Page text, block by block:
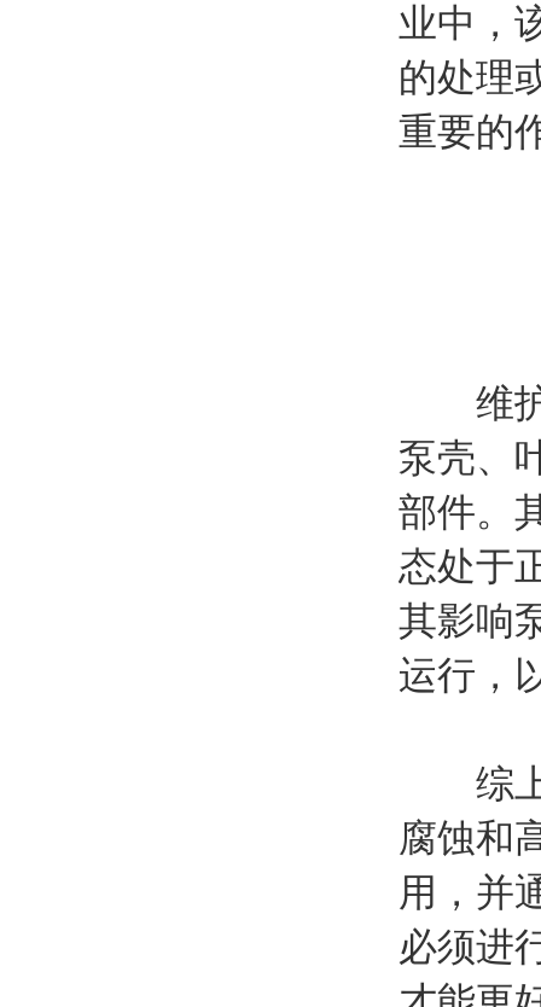
业中，
的处理
重要的
维护
泵壳、
部件。
态处于
其影响
运行，
综上
腐蚀和
用，并
必须进